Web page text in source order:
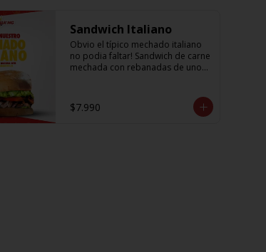
Sandwich Italiano
Obvio el típico mechado italiano
no podia faltar! Sandwich de carne
mechada con rebanadas de unos
cremosa que probaras y para
darle el toque una sutil salsa king
$7.990